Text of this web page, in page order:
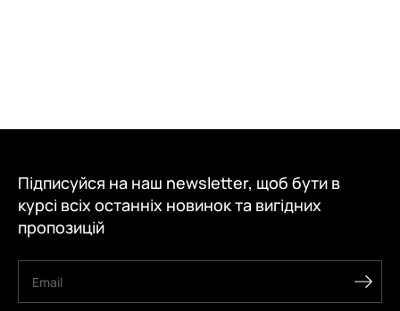
Підписуйся на наш newsletter, щоб бути в
курсі всіх останніх новинок та вигідних
пропозицій